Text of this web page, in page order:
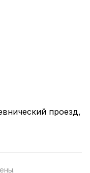
проезд,